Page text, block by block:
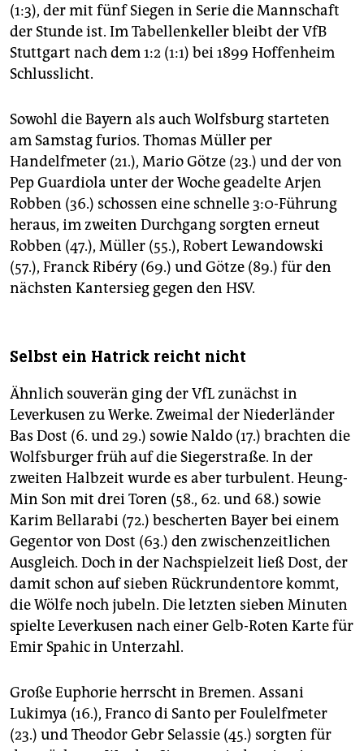
(1:3), der mit fünf Siegen in Serie die Mannschaft
der Stunde ist. Im Tabellenkeller bleibt der VfB
Stuttgart nach dem 1:2 (1:1) bei 1899 Hoffenheim
Schlusslicht.
Sowohl die Bayern als auch Wolfsburg starteten
am Samstag furios. Thomas Müller per
Handelfmeter (21.), Mario Götze (23.) und der von
Pep Guardiola unter der Woche geadelte Arjen
Robben (36.) schossen eine schnelle 3:0-Führung
heraus, im zweiten Durchgang sorgten erneut
Robben (47.), Müller (55.), Robert Lewandowski
(57.), Franck Ribéry (69.) und Götze (89.) für den
nächsten Kantersieg gegen den HSV.
Selbst ein Hatrick reicht nicht
Ähnlich souverän ging der VfL zunächst in
Leverkusen zu Werke. Zweimal der Niederländer
Bas Dost (6. und 29.) sowie Naldo (17.) brachten die
Wolfsburger früh auf die Siegerstraße. In der
zweiten Halbzeit wurde es aber turbulent. Heung-
Min Son mit drei Toren (58., 62. und 68.) sowie
Karim Bellarabi (72.) bescherten Bayer bei einem
Gegentor von Dost (63.) den zwischenzeitlichen
Ausgleich. Doch in der Nachspielzeit ließ Dost, der
damit schon auf sieben Rückrundentore kommt,
die Wölfe noch jubeln. Die letzten sieben Minuten
spielte Leverkusen nach einer Gelb-Roten Karte für
Emir Spahic in Unterzahl.
Große Euphorie herrscht in Bremen. Assani
Lukimya (16.), Franco di Santo per Foulelfmeter
(23.) und Theodor Gebr Selassie (45.) sorgten für